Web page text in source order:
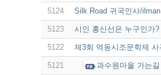
5124 Silk Road 귀국인사/ilman
5123 시인 홍신선은 누구인가?
5122 제3회 역동시조문학제 사
5121 과수원마을 가는길